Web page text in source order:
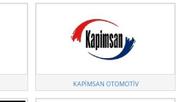
KAPİMSAN OTOMOTİV